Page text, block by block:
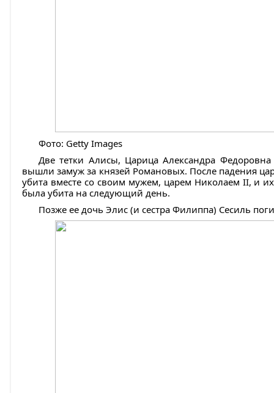
Фото: Getty Images
Две тетки Алисы, Царица Александра
вышли замуж за князей Романовых. После падения
убита вместе со своим мужем, царем Николаем II, и
была убита на следующий день.
Позже ее дочь Элис (и сестра Филиппа) Сесиль